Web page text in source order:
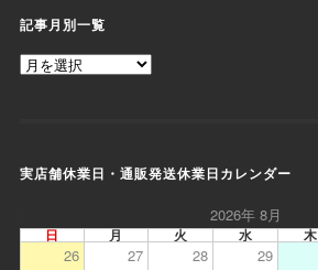
記事月別一覧
実店舗休業日・通販発送休業日カレンダー
2026年 8月
日 月 火 水 木
26 27 28 29